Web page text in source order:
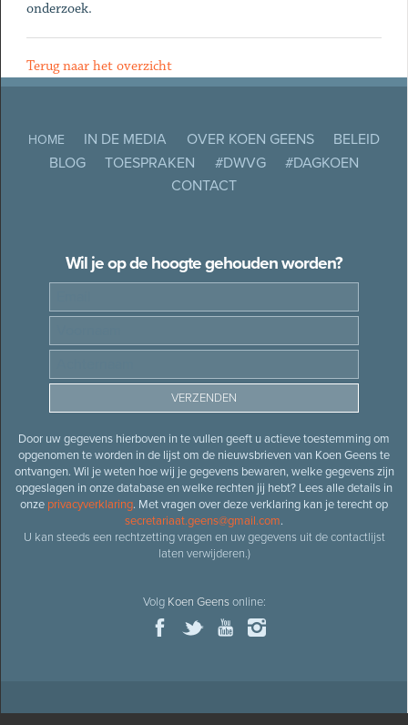
onderzoek.
Terug naar het overzicht
HOME IN DE MEDIA OVER KOEN GEENS
BELEID
BLOG
TOESPRAKEN #DWVG
#DAGKOEN
CONTACT
Wil je op de hoogte gehouden worden?
Door uw gegevens hierboven in te vullen geeft u actieve toestemming om
opgenomen te worden in de lijst om de nieuwsbrieven van Koen Geens te
ontvangen. Wil je weten hoe wij je gegevens bewaren, welke gegevens zijn
opgeslagen in onze database en welke rechten jij hebt? Lees alle details in
onze privacyverklaring. Met vragen over deze verklaring kan je terecht op
secretariaat.geens@gmail.com.
U kan steeds een rechtzetting vragen en uw gegevens uit de contactlijst
laten verwijderen.)
Volg Koen Geensonline: